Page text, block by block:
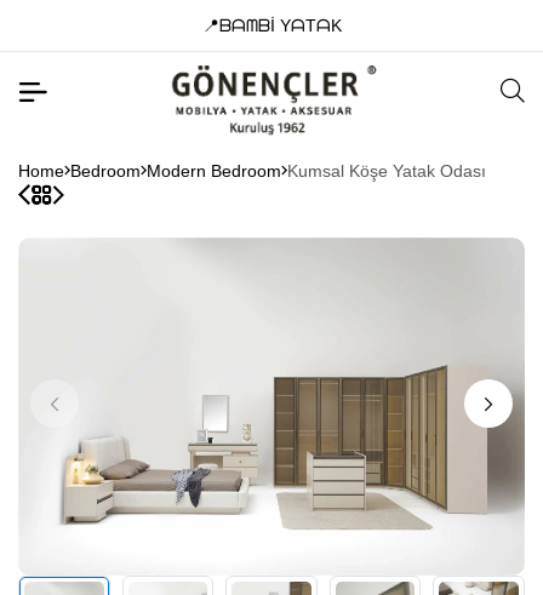
📍ᗷᗩᗰᗷİ YᗩTᗩK
Home Bedroom Modern Bedroom Kumsal Köşe Yatak Odası